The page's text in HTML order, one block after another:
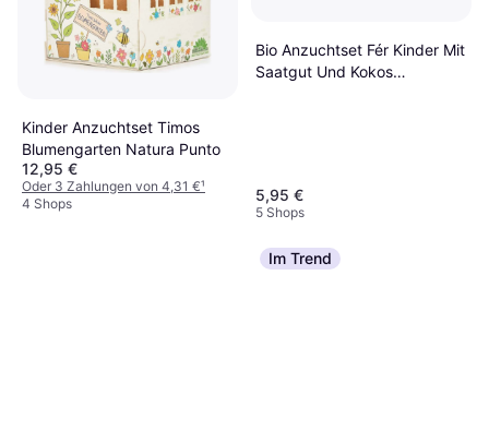
Kinder Anzuchtset Timos
Blumengarten Natura Punto
12,95 €
Oder 3 Zahlungen von 4,31 €¹
4 Shops
Bio Anzuchtset Fér Kinder Mit
Saatgut Und Kokos
5,95 €
5 Shops
Im Trend